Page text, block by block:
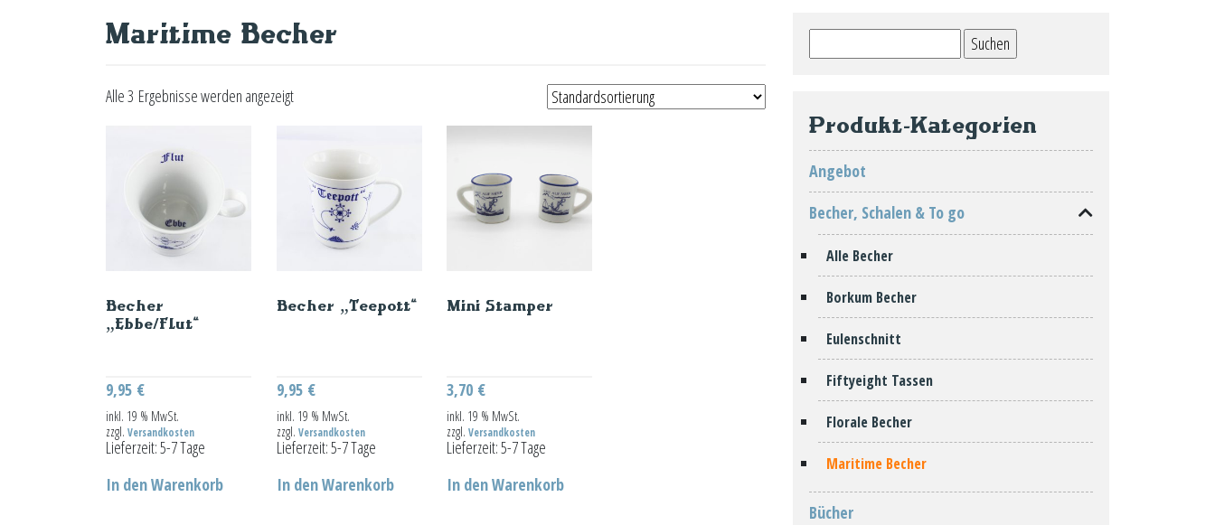
Maritime Becher
Alle 3 Ergebnisse werden angezeigt
Becher
„Ebbe/Flut“
9,95 €
inkl. 19 % MwSt.
zzgl. Versandkosten
Lieferzeit:5-7 Tage
In den Warenkorb
Becher „Teepott“
9,95 €
inkl. 19 % MwSt.
zzgl. Versandkosten
Lieferzeit:5-7 Tage
In den Warenkorb
Mini Stamper
3,70 €
inkl. 19 % MwSt.
zzgl.Versandkosten
Lieferzeit:5-7 Tage
In den Warenkorb
nach:
Produkt-Kategorien
Angebot
Becher, Schalen & To go
Alle Becher
Borkum Becher
Eulenschnitt
Fiftyeight Tassen
Florale Becher
Maritime Becher
Bücher
Kontakt